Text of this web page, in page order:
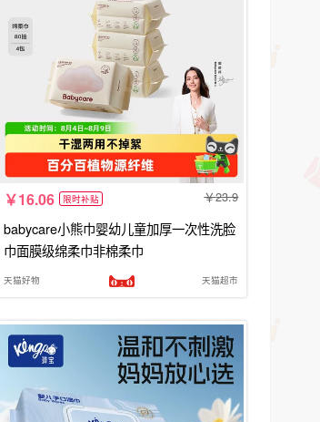
16.06 限时补贴 23.9
babycare小熊巾婴幼儿童加厚一次性洗脸
巾面膜级绵柔巾非棉柔巾
天猫好物 天猫超市